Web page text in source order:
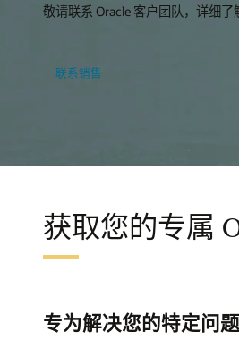
敬请联系 Oracle 客户团队，详细了
联系销售
获取您的专属
专为解决您的特定问题